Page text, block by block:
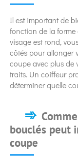
Il est important de
fonction de la forme
visage est rond,
côtés pour allonger
coupe avec plus de
traits. Un coiffeur
déterminer quelle
bouclés peut
coupe